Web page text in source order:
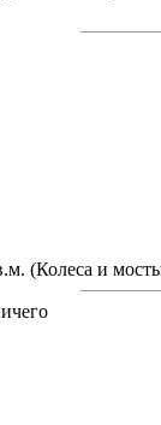
(Колеса и